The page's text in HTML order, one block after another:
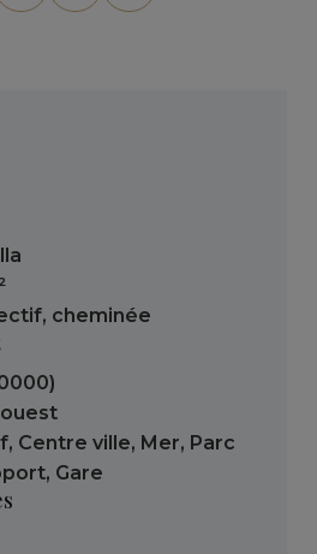
, cheminée
, Centre ville, Mer, Parc
, Gare